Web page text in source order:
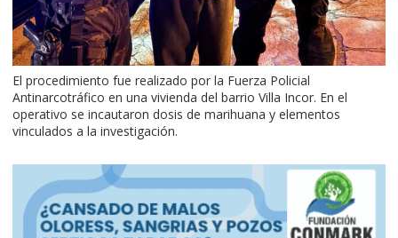
El procedimiento fue realizado por la Fuerza Policial
Antinarcotráfico en una vivienda del barrio Villa Incor. En el
operativo se incautaron dosis de marihuana y elementos
vinculados a la investigación.